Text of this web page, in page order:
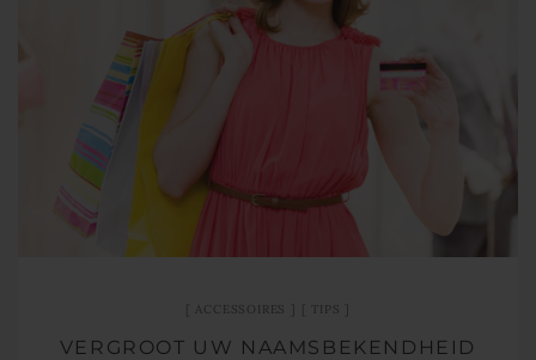
ACCESSOIRES TIPS
VERGROOT UW NAAMSBEKENDHEID